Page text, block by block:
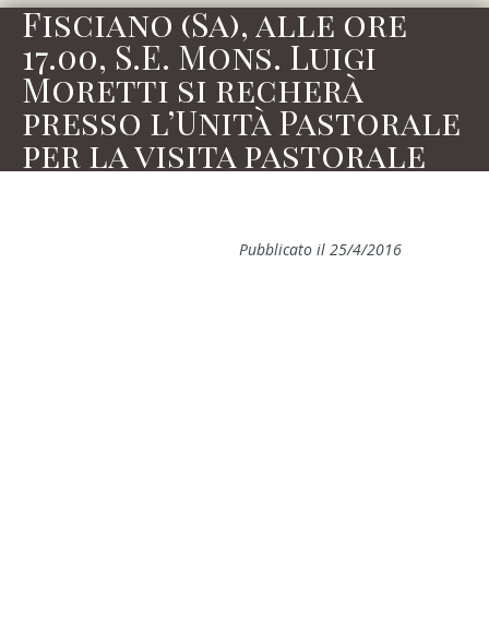
Fisciano (Sa), alle ore
17.00, S.E. Mons. Luigi
Moretti si recherà
presso l’Unità Pastorale
per la visita pastorale
Pubblicato il 25/4/2016